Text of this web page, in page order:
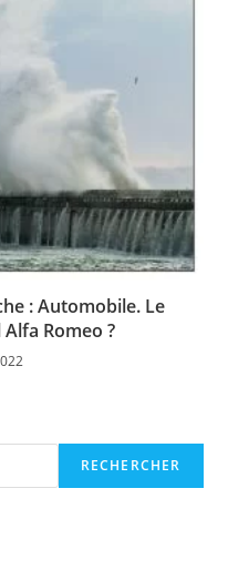
: Automobile. Le
Romeo ?
RECHERCHER